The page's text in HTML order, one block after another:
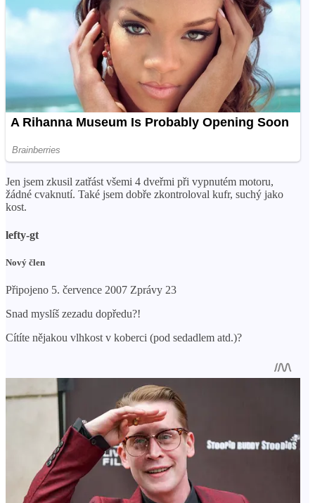
Jen jsem zkusil zatřást všemi 4 dveřmi při vypnutém motoru,
žádné cvaknutí. Také jsem dobře zkontroloval kufr, suchý jako
kost.
lefty-gt
Nový člen
Připojeno 5. července 2007 Zprávy 23
Snad myslíš zezadu dopředu?!
Cítíte nějakou vlhkost v koberci (pod sedadlem atd.)?